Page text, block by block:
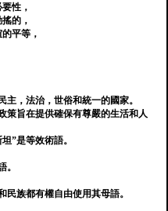
性，
的，
平等，
，法治，世俗和統一的國家。
策旨在提供確保有尊嚴的生活和人
”是等效術語。
。
族都有權自由使用其母語。